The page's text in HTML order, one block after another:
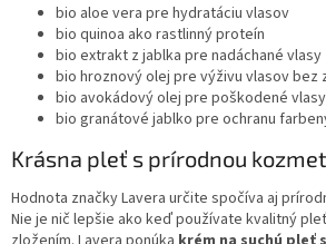
bio aloe vera pre hydratáciu vlasov
bio quinoa ako rastlinný proteín
bio extrakt z jablka pre nadáchané vlasy
bio hroznový olej pre výživu vlasov bez
bio avokádový olej pre poškodené vlasy
bio granátové jablko pre ochranu
Krásna pleť s prírodnou
Hodnota značky Lavera určite spočíva aj
Nie je nič lepšie ako keď používate kvalitný